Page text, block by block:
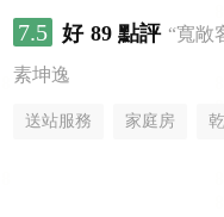
7.5 好 89 點評 “寬敞
素坤逸
送站服務 家庭房